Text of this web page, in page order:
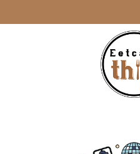
naar